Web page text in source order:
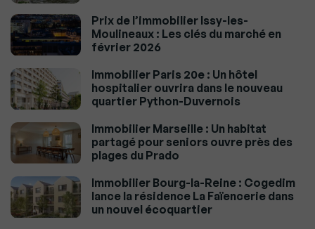
Prix de l’immobilier Issy-les-
Moulineaux : Les clés du marché en
février 2026
Immobilier Paris 20e : Un hôtel
hospitalier ouvrira dans le nouveau
quartier Python-Duvernois
Immobilier Marseille : Un habitat
partagé pour seniors ouvre près des
plages du Prado
Immobilier Bourg-la-Reine : Cogedim
lance la résidence La Faïencerie dans
un nouvel écoquartier